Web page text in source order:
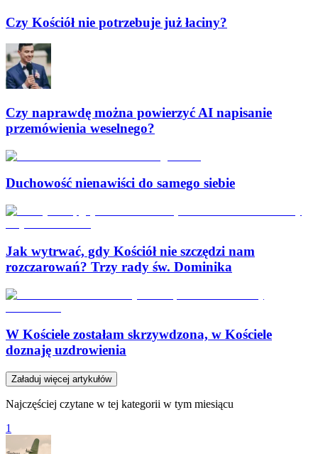
Czy Kościół nie potrzebuje już łaciny?
Czy naprawdę można powierzyć AI napisanie
przemówienia weselnego?
Duchowość nienawiści do samego siebie
Jak wytrwać, gdy Kościół nie szczędzi nam
rozczarowań? Trzy rady św. Dominika
W Kościele zostałam skrzywdzona, w Kościele
doznaję uzdrowienia
Załaduj więcej artykułów
Najczęściej czytane w tej kategorii w tym miesiącu
1